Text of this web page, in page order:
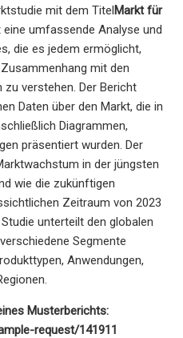
mit dem TitelMarkt für
umfassende Analyse und
die es jedem ermöglicht,
mit den
verstehen. Der Bericht
Daten über den Markt, die in
Diagrammen,
präsentiert wurden. Der
in der jüngsten
wie die zukünftigen
Zeitraum von 2023
unterteilt den globalen
Segmente
Anwendungen,
Musterberichts:
request/141911